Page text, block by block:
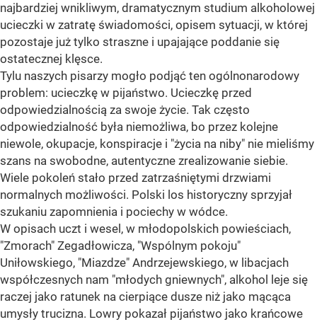
najbardziej wnikliwym, dramatycznym studium alkoholowej
ucieczki w zatratę świadomości, opisem sytuacji, w której
pozostaje już tylko straszne i upajające poddanie się
ostatecznej klęsce.
Tylu naszych pisarzy mogło podjąć ten ogólnonarodowy
problem: ucieczkę w pijaństwo. Ucieczkę przed
odpowiedzialnością za swoje życie. Tak często
odpowiedzialność była niemożliwa, bo przez kolejne
niewole, okupacje, konspiracje i "życia na niby" nie mieliśmy
szans na swobodne, autentyczne zrealizowanie siebie.
Wiele pokoleń stało przed zatrzaśniętymi drzwiami
normalnych możliwości. Polski los historyczny sprzyjał
szukaniu zapomnienia i pociechy w wódce.
W opisach uczt i wesel, w młodopolskich powieściach,
"Zmorach" Zegadłowicza, "Wspólnym pokoju"
Uniłowskiego, "Miazdze" Andrzejewskiego, w libacjach
współczesnych nam "młodych gniewnych", alkohol leje się
raczej jako ratunek na cierpiące dusze niż jako mącąca
umysły trucizna. Lowry pokazał pijaństwo jako krańcowe